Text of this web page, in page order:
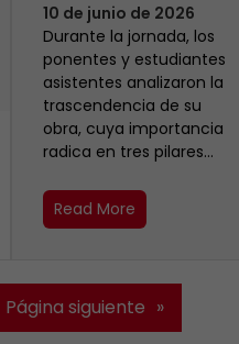
10 de junio de 2026
Durante la jornada, los
ponentes y estudiantes
asistentes analizaron la
trascendencia de su
obra, cuya importancia
radica en tres pilares…
Read More
Página siguiente »